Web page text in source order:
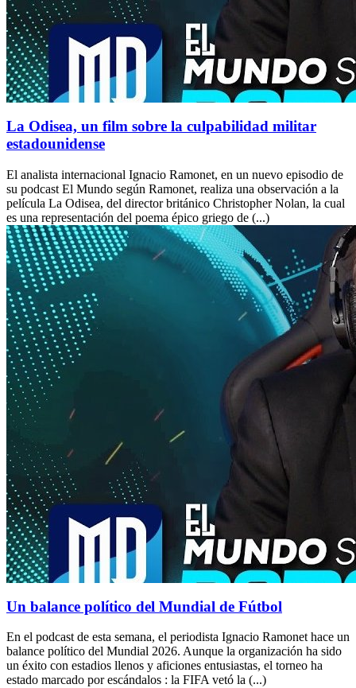
La Odisea, un film sobre la culpabilidad militar
estadounidense
El analista internacional Ignacio Ramonet, en un nuevo episodio de
su podcast El Mundo según Ramonet, realiza una observación a la
película La Odisea, del director británico Christopher Nolan, la cual
es una representación del poema épico griego de (...)
Un balance político del Mundial de Fútbol
En el podcast de esta semana, el periodista Ignacio Ramonet hace un
balance político del Mundial 2026. Aunque la organización ha sido
un éxito con estadios llenos y aficiones entusiastas, el torneo ha
estado marcado por escándalos : la FIFA vetó la (...)